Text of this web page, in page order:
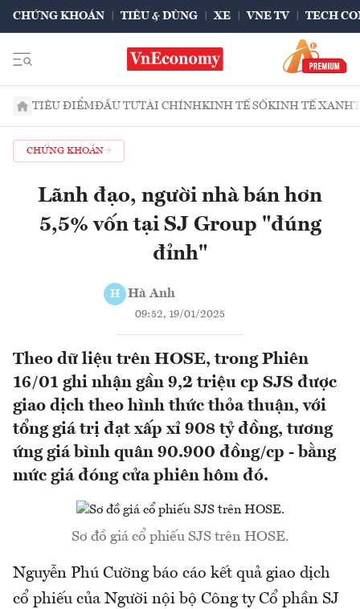
CHỨNG KHOÁN TIÊU & DÙNG XE VNE TV TECH
TIÊU ĐIỂMĐẦU TƯTÀI CHÍNHKINH TẾ SỐKINH TẾ XANH
CHỨNG KHOÁN
Lãnh đạo, người nhà bán hơn
5,5% vốn tại SJ Group "đúng
đỉnh"
H Hà Anh
09:52, 19/01/2025
Theo dữ liệu trên HOSE, trong Phiên
16/01 ghi nhận gần 9,2 triệu cp SJS được
giao dịch theo hình thức thỏa thuận, với
tổng giá trị đạt xấp xỉ 908 tỷ đồng, tương
ứng giá bình quân 90.900 đồng/cp - bằng
mức giá đóng cửa phiên hôm đó.
Sơ đồ giá cổ phiếu SJS trên HOSE.
Nguyễn Phú Cường báo cáo kết quả giao dịch
cổ phiếu của Người nội bộ Công ty Cổ phần SJ